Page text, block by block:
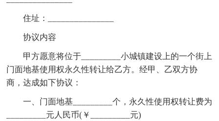
住址：_______________
协议内容
甲方愿意将位于_________小城镇建设上的一个街上
门面地基使用权永久性转让给乙方。经甲、乙双方协
商，达成如下协议：
一、门面地基_________个，永久性使用权转让费为
_________元人民币(￥_________元)